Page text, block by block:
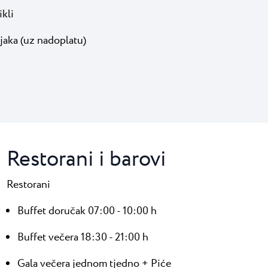
(uz nadoplatu)
Restorani i barovi
Restorani
Buffet doručak 07:00 - 10:00 h
Buffet večera 18:30 - 21:00 h
Gala večera jednom tjedno + Piće